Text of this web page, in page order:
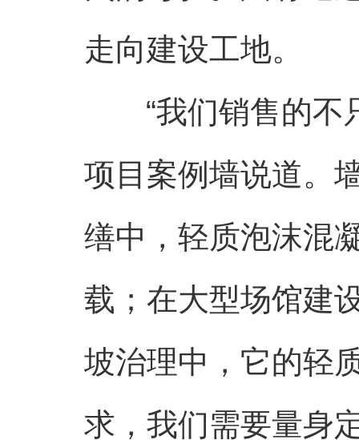
走向建设工地。
“我们销售的
项目案例墙说道。
缮中，轻质泡沫混
载；在大型场馆建
坡治理中，它的轻
求，我们需要量身